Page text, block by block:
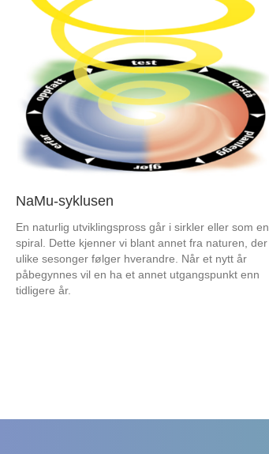
NaMu-syklusen
En naturlig utviklingspross går i sirkler eller som en
spiral. Dette kjenner vi blant annet fra naturen, der
ulike sesonger følger hverandre. Når et nytt år
påbegynnes vil en ha et annet utgangspunkt enn
tidligere år.